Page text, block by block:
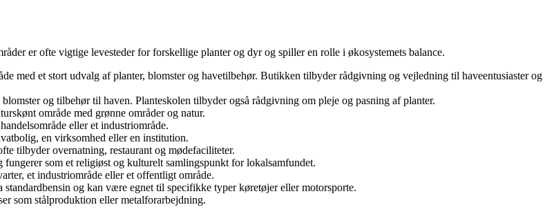
er ofte vigtige levesteder for forskellige planter og dyr og spiller en rolle i økosystemets balance.
med et stort udvalg af planter, blomster og havetilbehør. Butikken tilbyder rådgivning og vejledning til haveentusiaster og
og tilbehør til haven. Planteskolen tilbyder også rådgivning om pleje og pasning af planter.
område med grønne områder og natur.
eller et industriområde.
en virksomhed eller en institution.
tilbyder overnatning, restaurant og mødefaciliteter.
som et religiøst og kulturelt samlingspunkt for lokalsamfundet.
et industriområde eller et offentligt område.
og kan være egnet til specifikke typer køretøjer eller motorsporte.
som stålproduktion eller metalforarbejdning.